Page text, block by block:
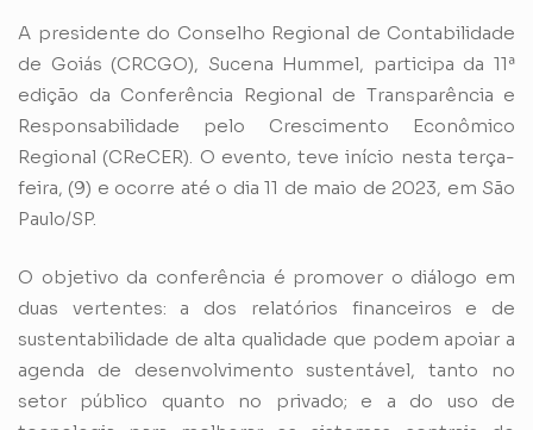
A presidente do Conselho Regional de Contabilidade
de Goiás (CRCGO), Sucena Hummel, participa da 11ª
edição da Conferência Regional de Transparência e
Responsabilidade pelo Crescimento Econômico
Regional (CReCER). O evento, teve início nesta terça-
feira, (9) e ocorre até o dia 11 de maio de 2023, em São
Paulo/SP.
O objetivo da conferência é promover o diálogo em
duas vertentes: a dos relatórios financeiros e de
sustentabilidade de alta qualidade que podem apoiar a
agenda de desenvolvimento sustentável, tanto no
setor público quanto no privado; e a do uso de